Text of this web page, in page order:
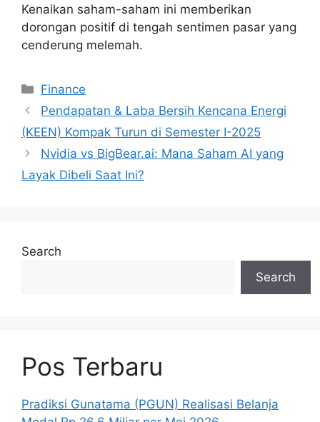
Kenaikan saham-saham ini memberikan
dorongan positif di tengah sentimen pasar yang
cenderung melemah.
Categories
Finance
Pendapatan & Laba Bersih Kencana Energi
(KEEN) Kompak Turun di Semester I-2025
Nvidia vs BigBear.ai: Mana Saham AI yang
Layak Dibeli Saat Ini?
Search
Search
Pos Terbaru
Pradiksi Gunatama (PGUN) Realisasi Belanja